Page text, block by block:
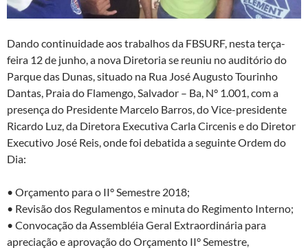
Dando continuidade aos trabalhos da FBSURF, nesta terça-
feira 12 de junho, a nova Diretoria se reuniu no auditório do
Parque das Dunas, situado na Rua José Augusto Tourinho
Dantas, Praia do Flamengo, Salvador – Ba, N° 1.001, com a
presença do Presidente Marcelo Barros, do Vice-presidente
Ricardo Luz, da Diretora Executiva Carla Circenis e do Diretor
Executivo José Reis, onde foi debatida a seguinte Ordem do
Dia:
• Orçamento para o II° Semestre 2018;
• Revisão dos Regulamentos e minuta do Regimento Interno;
• Convocação da Assembléia Geral Extraordinária para
apreciação e aprovação do Orçamento II° Semestre,